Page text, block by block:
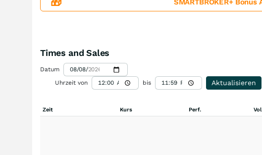
SMARTBROKER+
Times and Sales
Datum
Uhrzeit von
bis Aktualisieren
Zeit Kurs Perf.